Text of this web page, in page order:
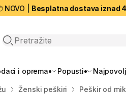
NOVO | Besplatna dostava iznad
Open search
i oprema Popusti
Ženski peškiri Peškir od